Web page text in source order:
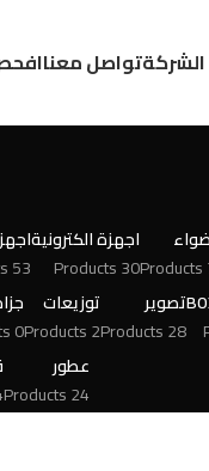
تواصل معنا
7
اجهزة الكترونية
30 Products
53 Products
تصوير
28 Products
توزيعات
2 Products
0 Products
عطور
24 Products